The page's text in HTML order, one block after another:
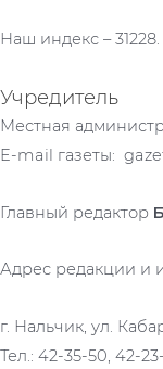
Наш индекс – 31228.
Учредитель
Местная
E-mail газеты:
Главный редактор
Адрес редакции и
г. Нальчик, ул.
Тел.: 42-35-50, 42-23-